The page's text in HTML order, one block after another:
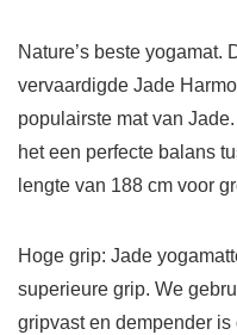
Nature’s beste yogamat.
vervaardigde Jade
populairste mat van
het een perfecte balans
lengte van 188 cm voor
Hoge grip: Jade
superieure grip. We
gripvast en dempender